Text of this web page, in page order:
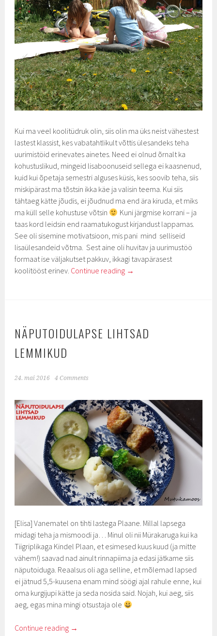
Kui ma veel koolitüdruk olin, siis olin ma üks neist vähestest
lastest klassist, kes vabatahtlikult võttis ülesandeks teha
uurimistöid erinevates ainetes. Need ei olnud õrnalt ka
kohustuslikud, mingeid lisaboonuseid sellega ei kaasnenud,
kuid kui õpetaja semestri alguses küsis, kes soovib teha, siis
miskipärast ma tõstsin ikka käe ja valisin teema. Kui siis
tähtaeg kätte jõudis, ei jõudnud ma end ära kiruda, et miks
ma küll selle kohustuse võtsin
Kuni järgmise korrani – ja
taas kord leidsin end raamatukogust kirjandust lappamas.
See oli sisemine motivatsioon, mis pani mind selliseid
lisaülesandeid võtma. Sest aine oli huvitav ja uurimustöö
formaat ise väljakutset pakkuv, ikkagi tavapärasest
koolitööst erinev. Continue reading →
NÄPUTOIDULAPSE LIHTSAD
LEMMIKUD
24. mai 2016 4 Comments
[Elisa] Vanematel on tihti lastega Plaane. Millal lapsega
midagi teha ja mismoodi ja… Minul oli nii Mürakaruga kui ka
Tiigriplikaga Kindel Plaan, et esimesed kuus kuud (ja mitte
vähem!) saavad nad ainult rinnapiima ja edasi jätkame siis
näputoiduga. Reaalsus oli aga selline, et mõlemad lapsed
ei jätnud 5,5-kuusena enam mind söögi ajal rahule enne, kui
oma kurgijupi kätte ja seda nosida said. Nojah, kui aeg, siis
aeg, egas mina mingi otsustaja ole
Continue reading →